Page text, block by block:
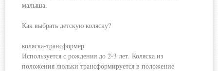
малыша.
Как выбрать детскую коляску?
коляска-трансформер
Используется с рождения до 2-3 лет. Коляска из
положения люльки трансформируется в положение